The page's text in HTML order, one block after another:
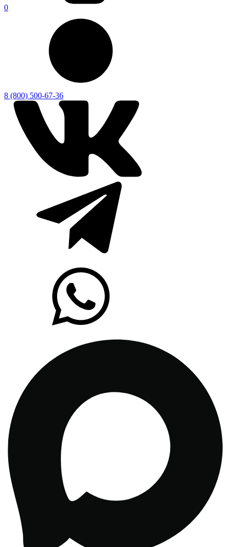
0
8 (800) 500-67-36